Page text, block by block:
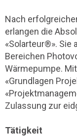
Nach
erlangen die
«Solarteur®». Sie
Bereichen
Wärmepumpe.
«Grundlagen
Zulassung zur
Tätigkeit